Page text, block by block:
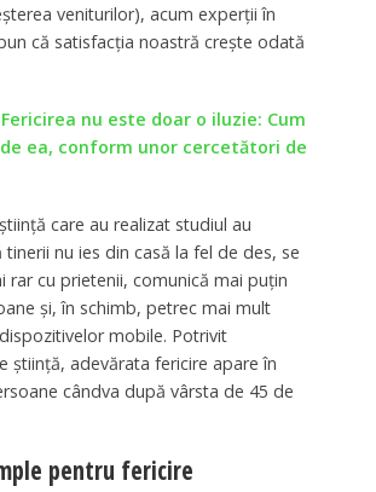
veniturilor), acum experții în
că satisfacția noastră crește odată
Fericirea nu este doar o iluzie: Cum
ea, conform unor cercetători de
care au realizat studiul au
nu ies din casă la fel de des, se
rar cu prietenii, comunică mai puțin
și, în schimb, petrec mai mult
mobile. Potrivit
știință, adevărata fericire apare în
cândva după vârsta de 45 de
pentru fericire